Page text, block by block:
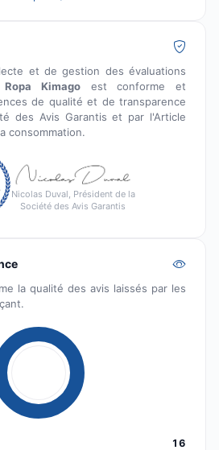
et de gestion des évaluations
Kimagoest conforme et
de qualité et de transparence
des Avis Garantis et par l'Article
consommation.
Nicolas Duval, Président de la
Société des Avis Garantis
la qualité des avis laissés par les
16